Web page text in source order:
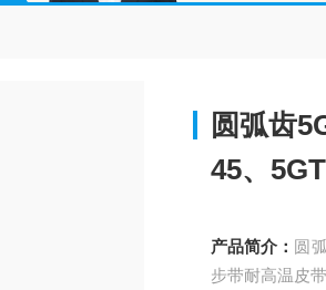
圆弧齿
45、
产品简介： 圆
步带耐高温皮